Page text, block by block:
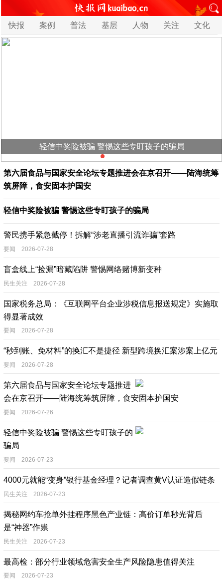
快报 案例 普法 基层 人物 关注 文化
轻信中奖险被骗 警惕这些专盯孩子的骗局
第六届食品与国家安全论坛专题推进会在京召开——陆海统筹
筑屏障，食安固本护国安
轻信中奖险被骗 警惕这些专盯孩子的骗局
警民携手紧急截停！拆解“涉老直播引流诈骗”套路
要闻 2026-07-28
盲盒线上“捡漏”暗藏陷阱 警惕网络赌博新变种
民生关注 2026-07-28
国家税务总局：《互联网平台企业涉税信息报送规定》实施取
得显著成效
要闻 2026-07-28
“秒到账、免材料”的换汇不是捷径 新型跨境换汇案涉案上亿元
要闻 2026-07-28
第六届食品与国家安全论坛专题推进
会在京召开——陆海统筹筑屏障，食安固本护国安
要闻 2026-07-26
轻信中奖险被骗 警惕这些专盯孩子的
骗局
要闻 2026-07-23
4000元就能“变身”银行基金经理？记者调查黄V认证造假链条
民生关注 2026-07-23
揭秘网约车抢单外挂程序黑色产业链：高价订单秒光背后
是“神器”作祟
民生关注 2026-07-23
最高检：部分行业领域危害安全生产风险隐患值得关注
要闻 2026-07-23